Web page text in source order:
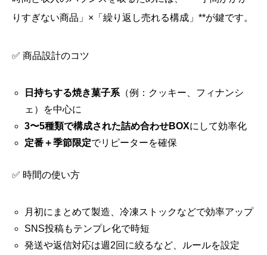
りすぎない商品」×「繰り返し売れる構成」**が鍵です。
✅ 商品設計のコツ
日持ちする焼き菓子系（例：クッキー、フィナンシ
ェ）を中心に
3〜5種類で構成された詰め合わせBOXにして効率化
定番＋季節限定でリピーターを確保
✅ 時間の使い方
月初にまとめて製造、冷凍ストックなどで効率アップ
SNS投稿もテンプレ化で時短
発送や返信対応は週2回に絞るなど、ルールを設定